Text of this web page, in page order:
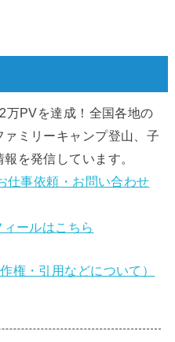
万PVを達成！全国各地の
ミリーキャンプ登山、子
を発信しています。
仕事依頼・お問い合わせ
ールはこちら
権・引用などについて）